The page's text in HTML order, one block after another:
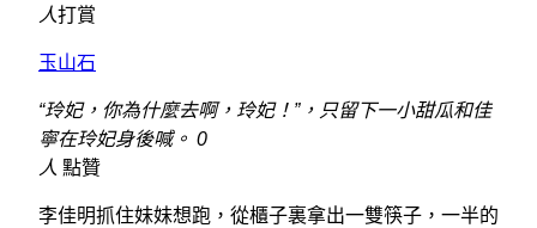
人打賞
玉山石
“玲妃，你為什麼去啊，玲妃！”，只留下一小甜瓜和佳
寧在玲妃身後喊。 0
人 點贊
李佳明抓住妹妹想跑，從櫃子裏拿出一雙筷子，一半的